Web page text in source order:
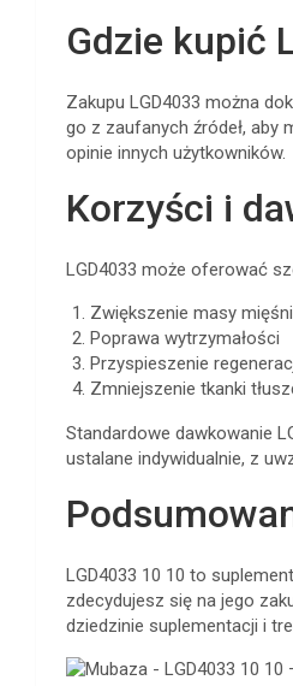
Gdzie kupić
Zakupu LGD4033 można
go z zaufanych źródeł, aby
opinie innych użytkowników.
Korzyści i
LGD4033 może oferować
Zwiększenie masy
Poprawa wytrzymałości
Przyspieszenie
Zmniejszenie tkanki
Standardowe dawkowanie
ustalane indywidualnie, z
LGD4033 10 10 to
zdecydujesz się na jego
dziedzinie suplementacji i